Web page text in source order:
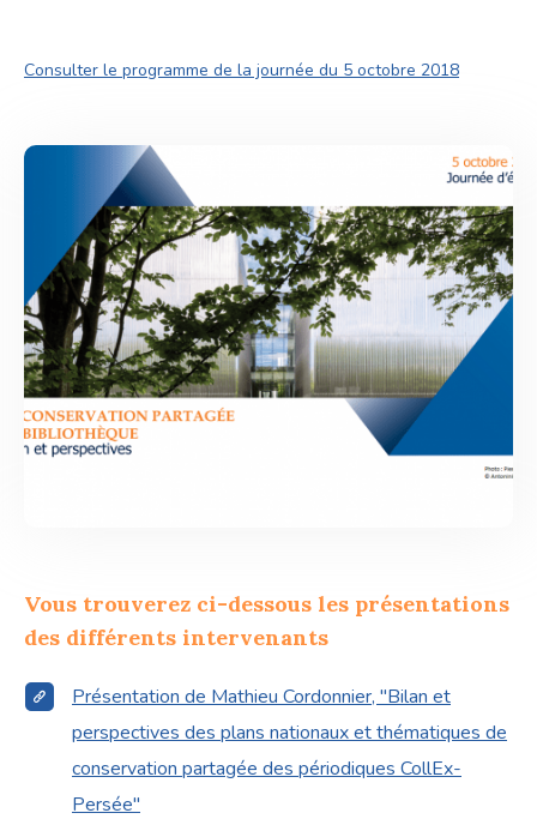
Charte documentaire
Bâtiments et magasins
Galeries d'images
Revue de presse
Consulter le programme de la journée du 5 octobre 2018
Vous trouverez ci-dessous les présentations
des différents intervenants
Présentation de Mathieu Cordonnier, "Bilan et
perspectives des plans nationaux et thématiques de
conservation partagée des périodiques CollEx-
Persée"